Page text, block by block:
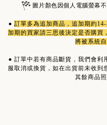
圖片顏色因個人電腦螢幕
● 訂單多為追加商品 ，追加期約
加期的買家請三思後決定是否購買
將被系統
● 訂單中若有商品斷貨，我們會利
服取消或換貨，如在出貨前未收到
其餘商品